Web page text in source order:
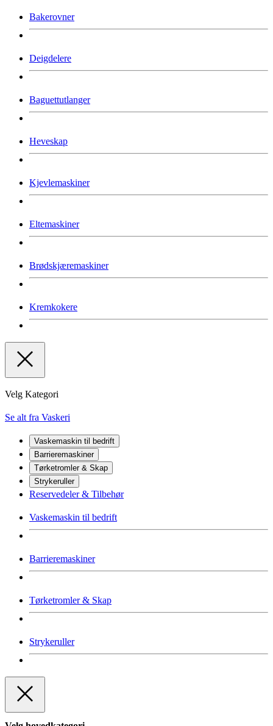
Bakerovner
Deigdelere
Baguettutlanger
Heveskap
Kjevlemaskiner
Eltemaskiner
Brødskjæremaskiner
Kremkokere
Velg Kategori
Se alt fra Vaskeri
Vaskemaskin til bedrift
Barrieremaskiner
Tørketromler & Skap
Strykeruller
Reservedeler & Tilbehør
Vaskemaskin til bedrift
Barrieremaskiner
Tørketromler & Skap
Strykeruller